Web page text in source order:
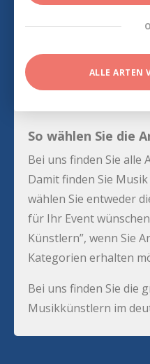
ALLE ARTEN
So wählen Sie die
Bei uns finden Sie alle
Damit finden Sie
wählen Sie entweder
für Ihr Event
Künstlern”, wenn Sie
Kategorien erhalten
Bei uns finden Sie die
Musikkünstlern im